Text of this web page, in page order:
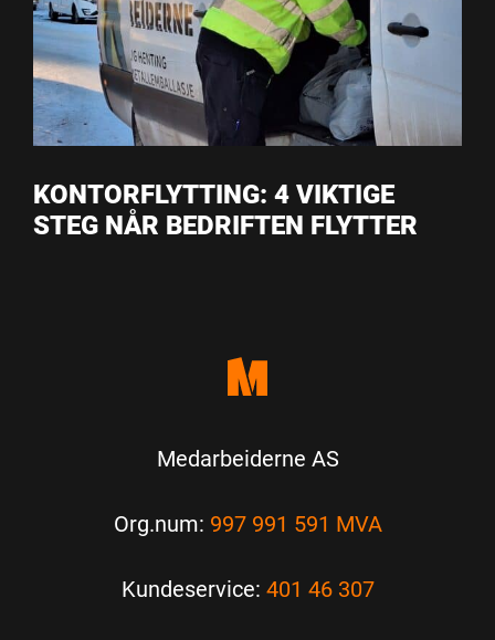
KONTORFLYTTING: 4 VIKTIGE
STEG NÅR BEDRIFTEN FLYTTER
Medarbeiderne AS
Org.num: 997 991 591 MVA
Kundeservice: 401 46 307